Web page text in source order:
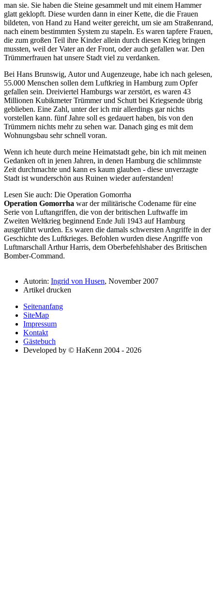
man sie. Sie haben die Steine gesammelt und mit einem Hammer
glatt geklopft. Diese wurden dann in einer Kette, die die Frauen
bildeten, von Hand zu Hand weiter gereicht, um sie am Straßenrand,
nach einem bestimmten System zu stapeln. Es waren tapfere Frauen,
die zum großen Teil ihre Kinder allein durch diesen Krieg bringen
mussten, weil der Vater an der Front, oder auch gefallen war. Den
Trümmerfrauen hat unsere Stadt viel zu verdanken.
Bei Hans Brunswig, Autor und Augenzeuge, habe ich nach gelesen,
55.000 Menschen sollen dem Luftkrieg in Hamburg zum Opfer
gefallen sein. Dreiviertel Hamburgs war zerstört, es waren 43
Millionen Kubikmeter Trümmer und Schutt bei Kriegsende übrig
geblieben. Eine Zahl, unter der ich mir allerdings gar nichts
vorstellen kann. fünf Jahre soll es gedauert haben, bis von den
Trümmern nichts mehr zu sehen war. Danach ging es mit dem
Wohnungsbau sehr schnell voran.
Wenn ich heute durch meine Heimatstadt gehe, bin ich mit meinen
Gedanken oft in jenen Jahren, in denen Hamburg die schlimmste
Zeit durchmachte und kann es kaum glauben - diese unverzagte
Stadt ist wunderschön aus Ruinen wieder auferstanden!
Lesen Sie auch: Die Operation Gomorrha
Operation Gomorrha war der militärische Codename für eine
Serie von Luftangriffen, die von der britischen Luftwaffe im
Zweiten Weltkrieg beginnend Ende Juli 1943 auf Hamburg
ausgeführt wurden. Es waren die damals schwersten Angriffe in der
Geschichte des Luftkrieges. Befohlen wurden diese Angriffe von
Luftmarschall Arthur Harris, dem Oberbefehlshaber des Britischen
Bomber-Command.
Autorin: Ingrid von Husen, November 2007
Artikel drucken
Seitenanfang
SiteMap
Impressum
Kontakt
Gästebuch
Developed by © HaKenn 2004 - 2026